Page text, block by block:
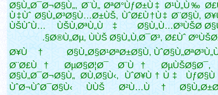
Ø§Ù„Ø¯Ø¬Ø§Ù„, Ø¨Ù„ ØªØ°ÙƒØ±Ù‡ Ø¹Ù„Ù‰
Ù‡Ùˆ Ø§Ù„Ø³Ø§Ù…Ø±ÙŠ, ÙˆØ£Ù†Ù‡ Ø¨Ø§Ù‚
ÙŠÙˆÙ… ÙŠÙ‚ØªÙ„Ù‡ Ø§Ù„Ù…Ø³ÙŠØ­
Ø®Ù„Øµ, ÙÙŠ Ø§Ù„Ù‚Ø¯Ø³, Ø£Ùˆ
Ø¥Ù† Ø§Ù„Ø§Ø¹ØªØ±Ø§Ù,
Ø¨Ø£Ù† ØµØ§Ø¦Ø¯ Ø¨Ù† ØµÙŠØ§Ø¯,
Ø§Ù„Ø¯Ø¬Ø§Ù„ Ø­Ù‚Ø§Ù‹, ÙˆØ¥Ù†Ù‡
ÙˆØ¬ÙˆØ¯Ø§Ù‹ ÙÙŠ Ø²Ù…Ù†